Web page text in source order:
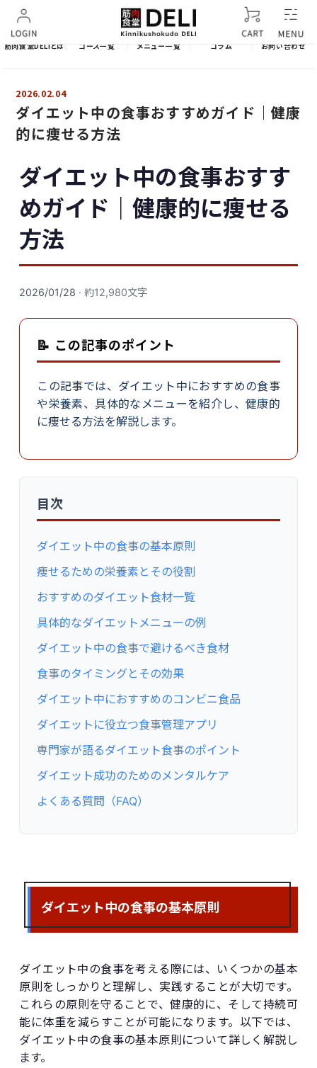
筋肉食堂DELIとは コース一覧 メニュー一覧 コラム お問い合わせ
2026.02.04
ダイエット中の食事おすすめガイド｜健康
的に痩せる方法
ダイエット中の食事おすす
めガイド｜健康的に痩せる
方法
2026/01/28 · 約12,980文字
📝 この記事のポイント
この記事では、ダイエット中におすすめの食事
や栄養素、具体的なメニューを紹介し、健康的
に痩せる方法を解説します。
目次
ダイエット中の食事の基本原則
痩せるための栄養素とその役割
おすすめのダイエット食材一覧
具体的なダイエットメニューの例
ダイエット中の食事で避けるべき食材
食事のタイミングとその効果
ダイエット中におすすめのコンビニ食品
ダイエットに役立つ食事管理アプリ
専門家が語るダイエット食事のポイント
ダイエット成功のためのメンタルケア
よくある質問（FAQ）
ダイエット中の食事の基本原則
ダイエット中の食事を考える際には、いくつかの基本
原則をしっかりと理解し、実践することが大切です。
これらの原則を守ることで、健康的に、そして持続可
能に体重を減らすことが可能になります。以下では、
ダイエット中の食事の基本原則について詳しく解説し
ます。